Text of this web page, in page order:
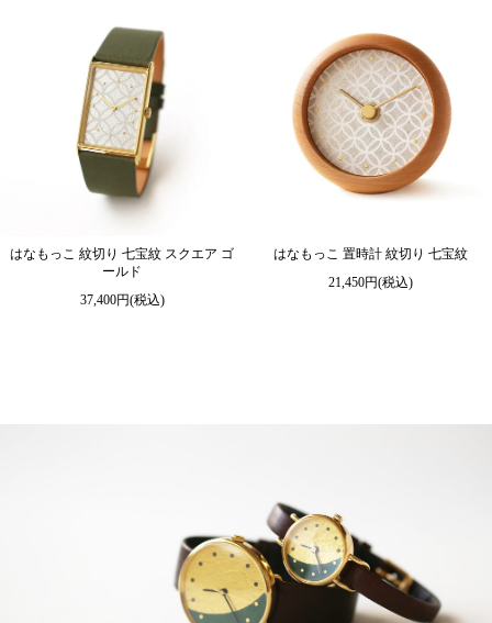
はなもっこ 紋切り 七宝紋 スクエア ゴ
ールド
37,400円(税込)
はなもっこ 置時計 紋切り 七宝紋
21,450円(税込)